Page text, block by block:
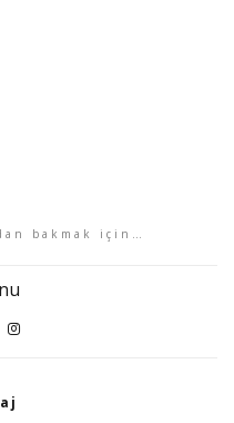
bakmak için…